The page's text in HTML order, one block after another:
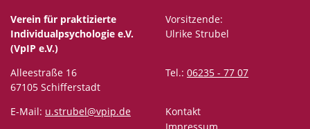
Verein für praktizierte
Individualpsychologie e.V.
(VpIP e.V.)
Vorsitzende:
Ulrike Strubel
Alleestraße 16
67105 Schifferstadt
Tel.: 06235 - 77 07
E-Mail: u.strubel@vpip.de
Kontakt